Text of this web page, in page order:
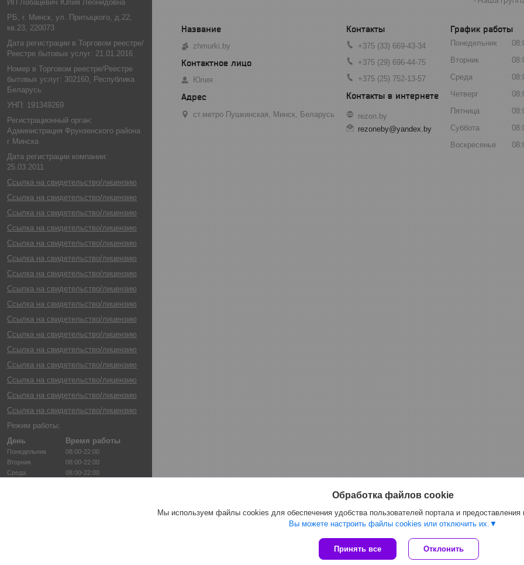
ИП Лобацевич Юлия Леонидовна
РБ, г. Минск, ул. Притыцкого, д.22,
кв.23, 220073
Дата регистрации в Торговом реестре/
Реестре бытовых услуг: 21.01.2016
Номер в Торговом реестре/Реестре
бытовых услуг: 302160, Республика
Беларусь
УНП: 191349269
Регистрационный орган:
Администрация Фрунзенского района
г Минска
Дата регистрации компании:
25.03.2011
Ссылка на свидетельство/лицензию
Ссылка на свидетельство/лицензию
Ссылка на свидетельство/лицензию
Ссылка на свидетельство/лицензию
Ссылка на свидетельство/лицензию
Ссылка на свидетельство/лицензию
Ссылка на свидетельство/лицензию
Ссылка на свидетельство/лицензию
Ссылка на свидетельство/лицензию
Ссылка на свидетельство/лицензию
Ссылка на свидетельство/лицензию
Ссылка на свидетельство/лицензию
Ссылка на свидетельство/лицензию
Ссылка на свидетельство/лицензию
Ссылка на свидетельство/лицензию
Ссылка на свидетельство/лицензию
Режим работы:
День
Время работы
Понедельник
08:00-22:00
Вторник
08:00-22:00
Среда
08:00-22:00
zhmurki.by
Юлия
ст.метро Пушкинская, Минск, Беларусь
+375 (33) 669-43-34
+375 (29) 696-44-75
+375 (25) 752-13-57
rezon.by
rezoneby@yandex.by
График работы
Понедельник
Вторник
Среда
Четверг
Пятница
Суббота
Воскресенье
Сайт создан на платформе Deal.by
Политика обработки файлов cookies
Обработка файлов cookie
Мы используем файлы cookies для обеспечения удобства пользователей портала и
Вы можете настроить файлы cookies или отключить их.
Принять все Отклонить